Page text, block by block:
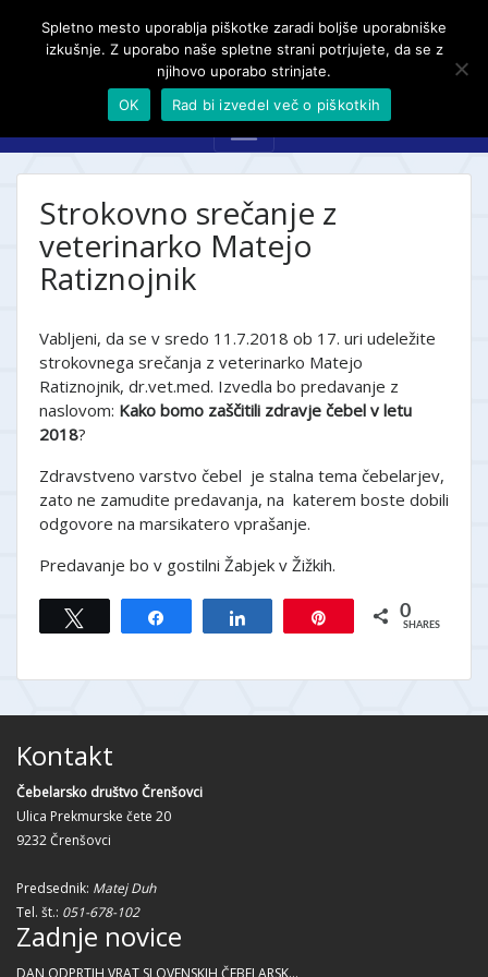
Strokovno srečanje z
veterinarko Matejo
Ratiznojnik
Vabljeni, da se v sredo 11.7.2018 ob 17. uri udeležite
strokovnega srečanja z veterinarko Matejo
Ratiznojnik, dr.vet.med. Izvedla bo predavanje z
naslovom: Kako bomo zaščitili zdravje čebel v letu
2018?
Zdravstveno varstvo čebel je stalna tema čebelarjev,
zato ne zamudite predavanja, na katerem boste dobili
odgovore na marsikatero vprašanje.
Predavanje bo v gostilni Žabjek v Žižkih.
0
SHARES
Kontakt
Čebelarsko društvo Črenšovci
Ulica Prekmurske čete 20
9232 Črenšovci
Predsednik: Matej Duh
Tel. št.: 051-678-102
Zadnje novice
Spletno mesto uporablja piškotke zaradi boljše uporabniške
izkušnje. Z uporabo naše spletne strani potrjujete, da se z
njihovo uporabo strinjate.
OK
Rad bi izvedel več o piškotkih